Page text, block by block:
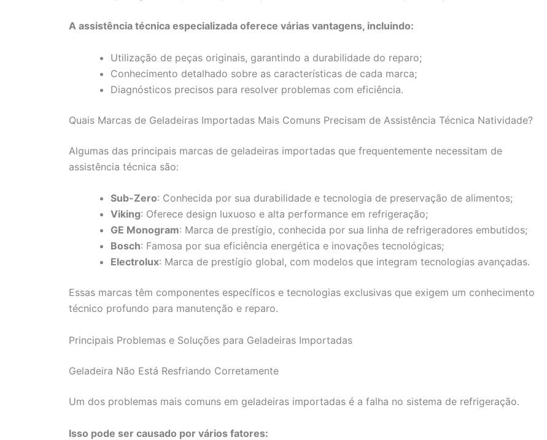
A assistência técnica especializada oferece várias vantagens, incluindo:
Utilização de peças originais, garantindo a durabilidade do reparo;
Conhecimento detalhado sobre as características de cada marca;
Diagnósticos precisos para resolver problemas com eficiência.
Quais Marcas de Geladeiras Importadas Mais Comuns Precisam de Assistência Técnica Natividade?
Algumas das principais marcas de geladeiras importadas que frequentemente necessitam de
assistência técnica são:
Sub-Zero: Conhecida por sua durabilidade e tecnologia de preservação de alimentos;
Viking: Oferece design luxuoso e alta performance em refrigeração;
GE Monogram: Marca de prestígio, conhecida por sua linha de refrigeradores embutidos;
Bosch: Famosa por sua eficiência energética e inovações tecnológicas;
Electrolux: Marca de prestígio global, com modelos que integram tecnologias avançadas.
Essas marcas têm componentes específicos e tecnologias exclusivas que exigem um conhecimento
técnico profundo para manutenção e reparo.
Principais Problemas e Soluções para Geladeiras Importadas
Geladeira Não Está Resfriando Corretamente
Um dos problemas mais comuns em geladeiras importadas é a falha no sistema de refrigeração.
Isso pode ser causado por vários fatores: